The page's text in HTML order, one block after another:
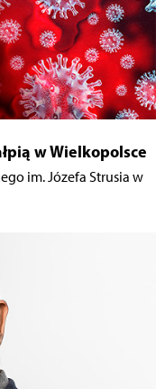
w Wielkopolsce
im. Józefa Strusia w